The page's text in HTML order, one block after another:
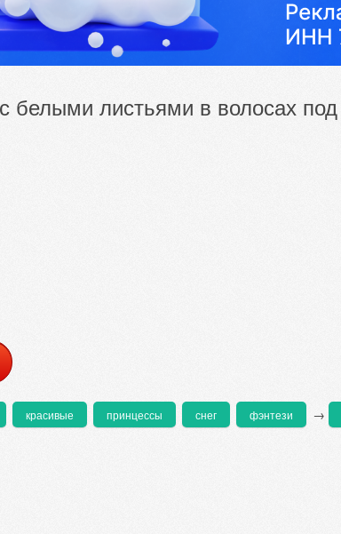
белыми листьями в волосах под
красивые принцессы снег фэнтези →